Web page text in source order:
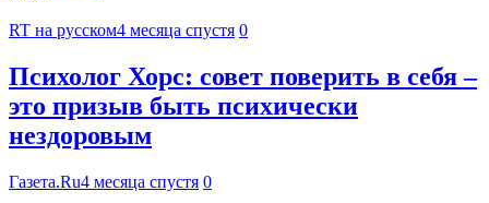
RT на русском4 месяца спустя 0
Психолог Хорс: совет поверить в себя –
это призыв быть психически
нездоровым
Газета.Ru4 месяца спустя 0